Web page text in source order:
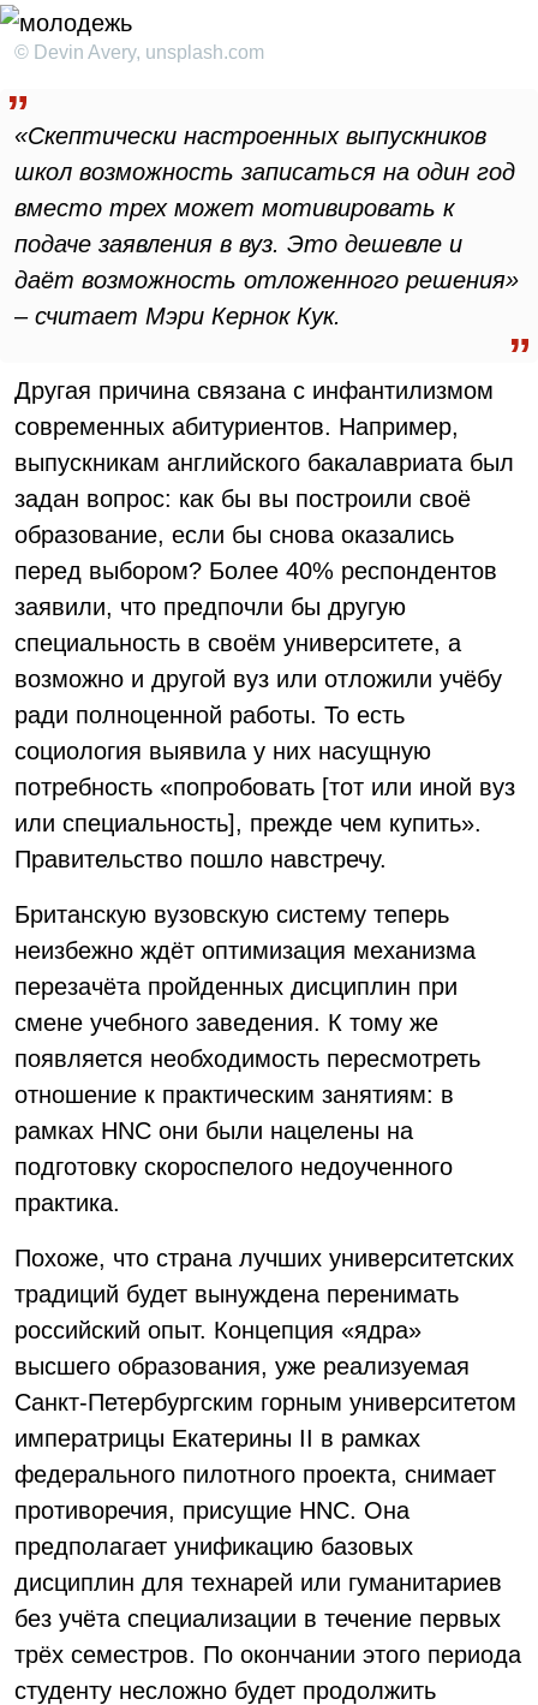
© Devin Avery, unsplash.com
«Скептически настроенных выпускников
школ возможность записаться на один год
вместо трех может мотивировать к
подаче заявления в вуз. Это дешевле и
даёт возможность отложенного решения»
– считает Мэри Кернок Кук.
Другая причина связана с инфантилизмом
современных абитуриентов. Например,
выпускникам английского бакалавриата был
задан вопрос: как бы вы построили своё
образование, если бы снова оказались
перед выбором? Более 40% респондентов
заявили, что предпочли бы другую
специальность в своём университете, а
возможно и другой вуз или отложили учёбу
ради полноценной работы. То есть
социология выявила у них насущную
потребность «попробовать [тот или иной вуз
или специальность], прежде чем купить».
Правительство пошло навстречу.
Британскую вузовскую систему теперь
неизбежно ждёт оптимизация механизма
перезачёта пройденных дисциплин при
смене учебного заведения. К тому же
появляется необходимость пересмотреть
отношение к практическим занятиям: в
рамках HNC они были нацелены на
подготовку скороспелого недоученного
практика.
Похоже, что страна лучших университетских
традиций будет вынуждена перенимать
российский опыт. Концепция «ядра»
высшего образования, уже реализуемая
Санкт-Петербургским горным университетом
императрицы Екатерины II в рамках
федерального пилотного проекта, снимает
противоречия, присущие HNC. Она
предполагает унификацию базовых
дисциплин для технарей или гуманитариев
без учёта специализации в течение первых
трёх семестров. По окончании этого периода
студенту несложно будет продолжить